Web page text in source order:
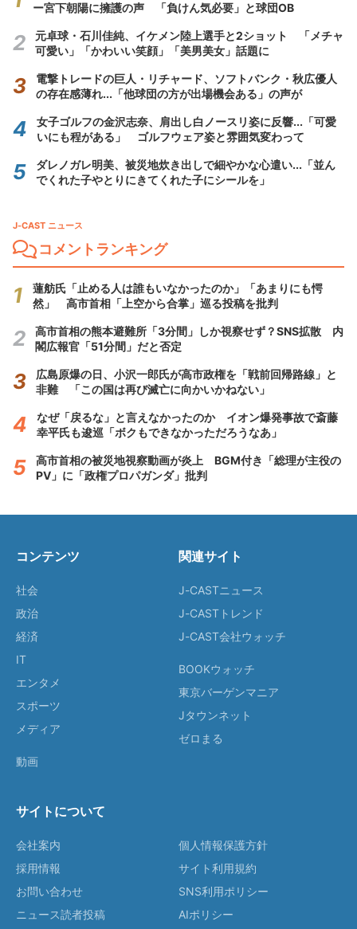
ー宮下朝陽に擁護の声 「負けん気必要」と球団OB
元卓球・石川佳純、イケメン陸上選手と2ショット 「メチャ
可愛い」「かわいい笑顔」「美男美女」話題に
電撃トレードの巨人・リチャード、ソフトバンク・秋広優人
の存在感薄れ...「他球団の方が出場機会ある」の声が
女子ゴルフの金沢志奈、肩出し白ノースリ姿に反響...「可愛
いにも程がある」 ゴルフウェア姿と雰囲気変わって
ダレノガレ明美、被災地炊き出しで細やかな心遣い...「並ん
でくれた子やとりにきてくれた子にシールを」
J-CAST ニュース
コメントランキング
蓮舫氏「止める人は誰もいなかったのか」「あまりにも愕
然」 高市首相「上空から合掌」巡る投稿を批判
高市首相の熊本避難所「3分間」しか視察せず？SNS拡散 内
閣広報官「51分間」だと否定
広島原爆の日、小沢一郎氏が高市政権を「戦前回帰路線」と
非難 「この国は再び滅亡に向かいかねない」
なぜ「戻るな」と言えなかったのか イオン爆発事故で斎藤
幸平氏も逡巡「ボクもできなかっただろうなあ」
高市首相の被災地視察動画が炎上 BGM付き「総理が主役の
PV」に「政権プロパガンダ」批判
コンテンツ
社会
政治
経済
IT
エンタメ
スポーツ
メディア
動画
関連サイト
J-CASTニュース
J-CASTトレンド
J-CAST会社ウォッチ
BOOKウォッチ
東京バーゲンマニア
Jタウンネット
ゼロまる
サイトについて
会社案内
採用情報
お問い合わせ
ニュース読者投稿
個人情報保護方針
サイト利用規約
SNS利用ポリシー
AIポリシー